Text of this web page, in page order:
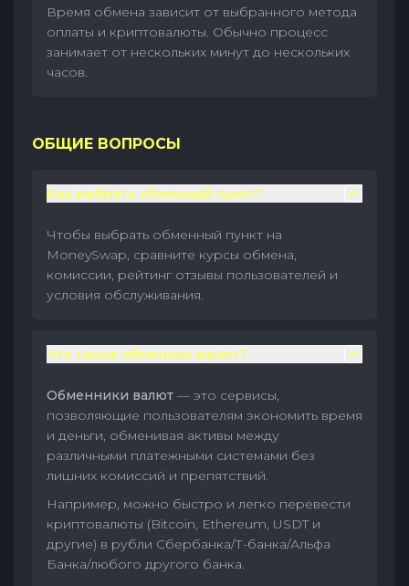
Время обмена зависит от выбранного метода
оплаты и криптовалюты. Обычно процесс
занимает от нескольких минут до нескольких
часов.
ОБЩИЕ ВОПРОСЫ
Как выбрать обменный пункт?
Чтобы выбрать обменный пункт на
MoneySwap, сравните курсы обмена,
комиссии, рейтинг отзывы пользователей и
условия обслуживания.
Что такое обменник валют?
Обменники валют — это сервисы,
позволяющие пользователям экономить время
и деньги, обменивая активы между
различными платежными системами без
лишних комиссий и препятствий.
Например, можно быстро и легко перевести
криптовалюты (Bitcoin, Ethereum, USDT и
другие) в рубли Сбербанка/Т-банка/Альфа
Банка/любого другого банка.